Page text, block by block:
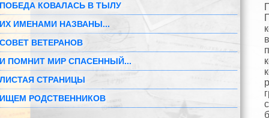
ПОБЕДА КОВАЛАСЬ В ТЫЛУ
ИХ ИМЕНАМИ НАЗВАНЫ...
СОВЕТ ВЕТЕРАНОВ
И ПОМНИТ МИР СПАСЕННЫЙ...
ЛИСТАЯ СТРАНИЦЫ
ИЩЕМ РОДСТВЕННИКОВ